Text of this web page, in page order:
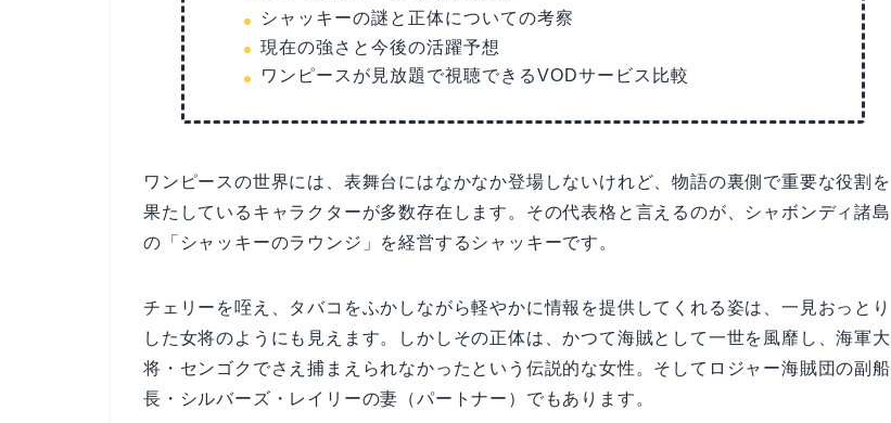
シャッキーの謎と正体についての考察
現在の強さと今後の活躍予想
ワンピースが見放題で視聴できるVODサービス比較
ワンピースの世界には、表舞台にはなかなか登場しないけれど、物語の裏側で重要な役割を
果たしているキャラクターが多数存在します。その代表格と言えるのが、シャボンディ諸島
の「シャッキーのラウンジ」を経営するシャッキーです。
チェリーを咥え、タバコをふかしながら軽やかに情報を提供してくれる姿は、一見おっとり
した女将のようにも見えます。しかしその正体は、かつて海賊として一世を風靡し、海軍大
将・センゴクでさえ捕まえられなかったという伝説的な女性。そしてロジャー海賊団の副船
長・シルバーズ・レイリーの妻（パートナー）でもあります。